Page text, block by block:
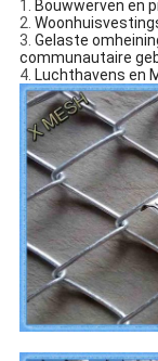
1. Bouwwerven en
2.
3. Gelaste
communautaire
4. Luchthavens en